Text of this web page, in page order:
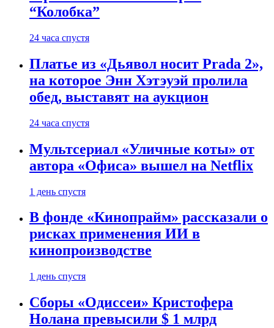
“Колобка”
24 часа спустя
Платье из «Дьявол носит Prada 2»,
на которое Энн Хэтэуэй пролила
обед, выставят на аукцион
24 часа спустя
Мультсериал «Уличные коты» от
автора «Офиса» вышел на Netflix
1 день спустя
В фонде «Кинопрайм» рассказали о
рисках применения ИИ в
кинопроизводстве
1 день спустя
Сборы «Одиссеи» Кристофера
Нолана превысили $ 1 млрд